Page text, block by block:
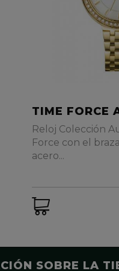
TIME FORCE
Reloj Colección
Force con el
acero...
SOBRE LA